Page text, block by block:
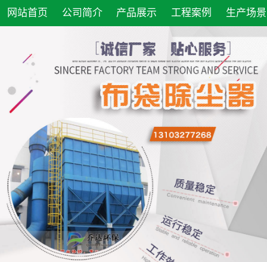
网站首页 公司简介 产品展示 工程案例 生产场景